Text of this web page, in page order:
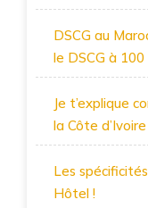
DSCG au
le DSCG à 100
Je t’explique
la Côte d’Ivoire
Les
Hôtel !